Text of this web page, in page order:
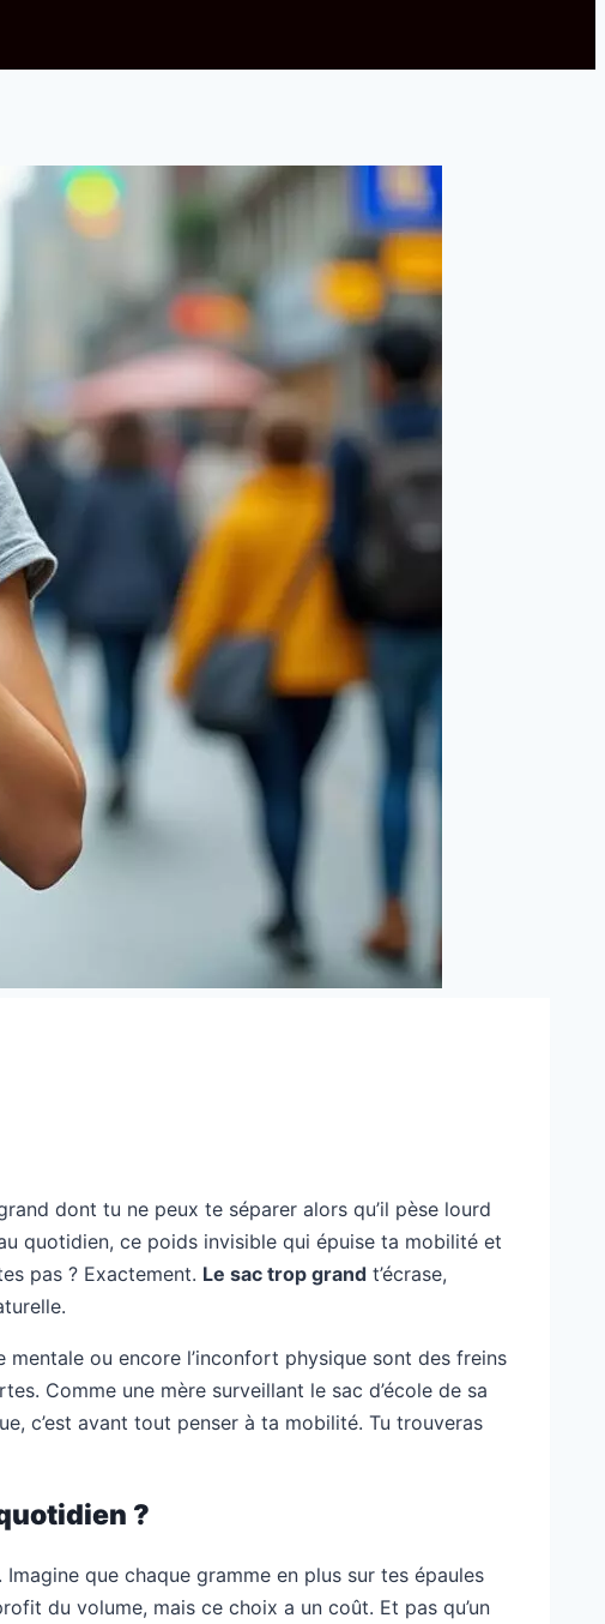
dont tu ne peux te séparer alors qu’il pèse lourd
quotidien, ce poids invisible qui épuise ta mobilité et
pas ? Exactement. Le sac trop grand t’écrase,
ou encore l’inconfort physique sont des freins
Comme une mère surveillant le sac d’école de sa
c’est avant tout penser à ta mobilité. Tu trouveras
?
que chaque gramme en plus sur tes épaules
du volume, mais ce choix a un coût. Et pas qu’un